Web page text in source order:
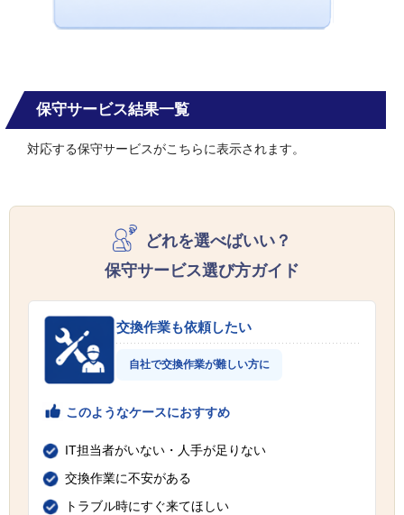
保守サービス結果一覧
対応する保守サービスがこちらに表示されます。
どれを選べばいい？
保守サービス選び方ガイド
交換作業も依頼したい
自社で交換作業が難しい方に
このようなケースにおすすめ
IT担当者がいない・人手が足りない
交換作業に不安がある
トラブル時にすぐ来てほしい